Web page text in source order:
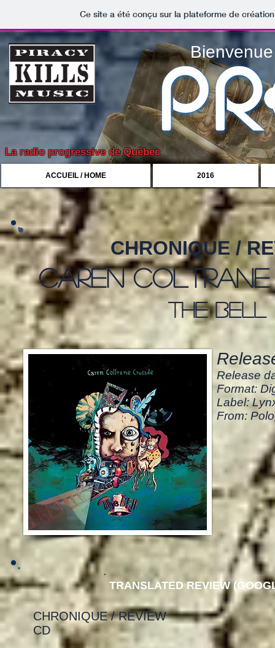
Ce site a été conçu sur la plateforme de
La radio progressive de Québec
CHRONIQUE /
caren coltrane
the bell
Release
Format:
Label:
From:
CHRONIQUE / REVIEW
CD
TRANSLATED REVIEW
ACCUEIL / HOME 2016